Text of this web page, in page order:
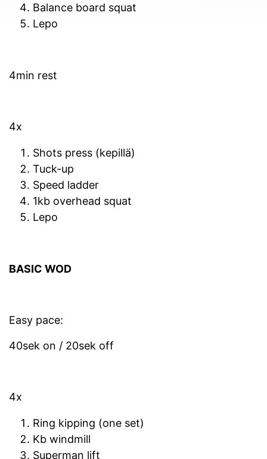
Balance board squat
Lepo
4min rest
4x
Shots press (kepillä)
Tuck-up
Speed ladder
1kb overhead squat
Lepo
BASIC WOD
Easy pace:
40sek on / 20sek off
4x
Ring kipping (one set)
Kb windmill
Superman lift